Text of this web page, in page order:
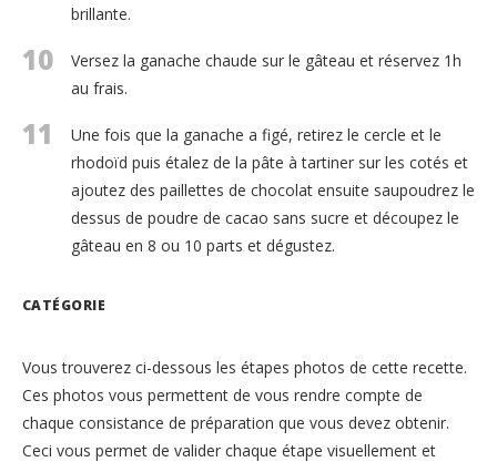
brillante.
10
Versez la ganache chaude sur le gâteau et réservez 1h
au frais.
11
Une fois que la ganache a figé, retirez le cercle et le
rhodoïd puis étalez de la pâte à tartiner sur les cotés et
ajoutez des paillettes de chocolat ensuite saupoudrez le
dessus de poudre de cacao sans sucre et découpez le
gâteau en 8 ou 10 parts et dégustez.
CATÉGORIE
Vous trouverez ci-dessous les étapes photos de cette recette.
Ces photos vous permettent de vous rendre compte de
chaque consistance de préparation que vous devez obtenir.
Ceci vous permet de valider chaque étape visuellement et